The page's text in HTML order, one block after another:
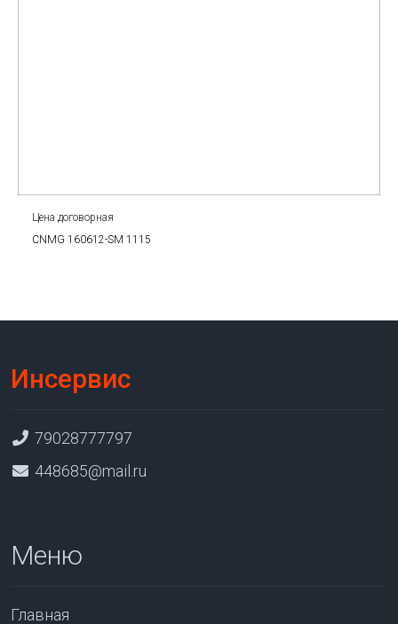
Цена договорная
CNMG 160612-SM 1115
Инсервис
79028777797
448685@mail.ru
Меню
Главная